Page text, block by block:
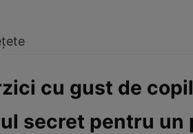
cu gust de
secret pentru un